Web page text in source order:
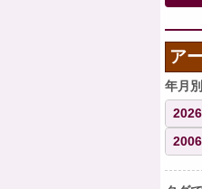
ア
年月別